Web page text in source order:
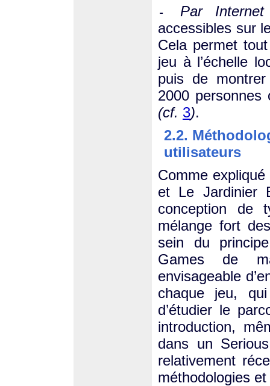
- Par
accessibles sur
Cela permet
jeu à l’échelle
puis de
2000
(cf. 3).
2.2.
utilisateurs
Comme
et Le Jardinier
conception de
mélange fort
sein du
Games de
envisageable
chaque jeu,
d’étudier le
introduction,
dans un
relativement
méthodologies